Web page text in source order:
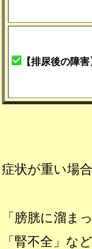
【排尿後の障害
症状が重い場
「膀胱に溜ま
「腎不全」な